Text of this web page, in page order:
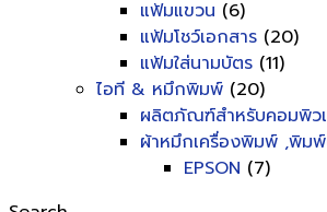
แฟ้มแขวน (6)
แฟ้มโชว์เอกสาร (20)
แฟ้มใส่นามบัตร (11)
ไอที & หมึกพิมพ์ (20)
ผลิตภัณฑ์สำหรับคอมพิว
ผ้าหมึกเครื่องพิมพ์ ,พิม
EPSON (7)